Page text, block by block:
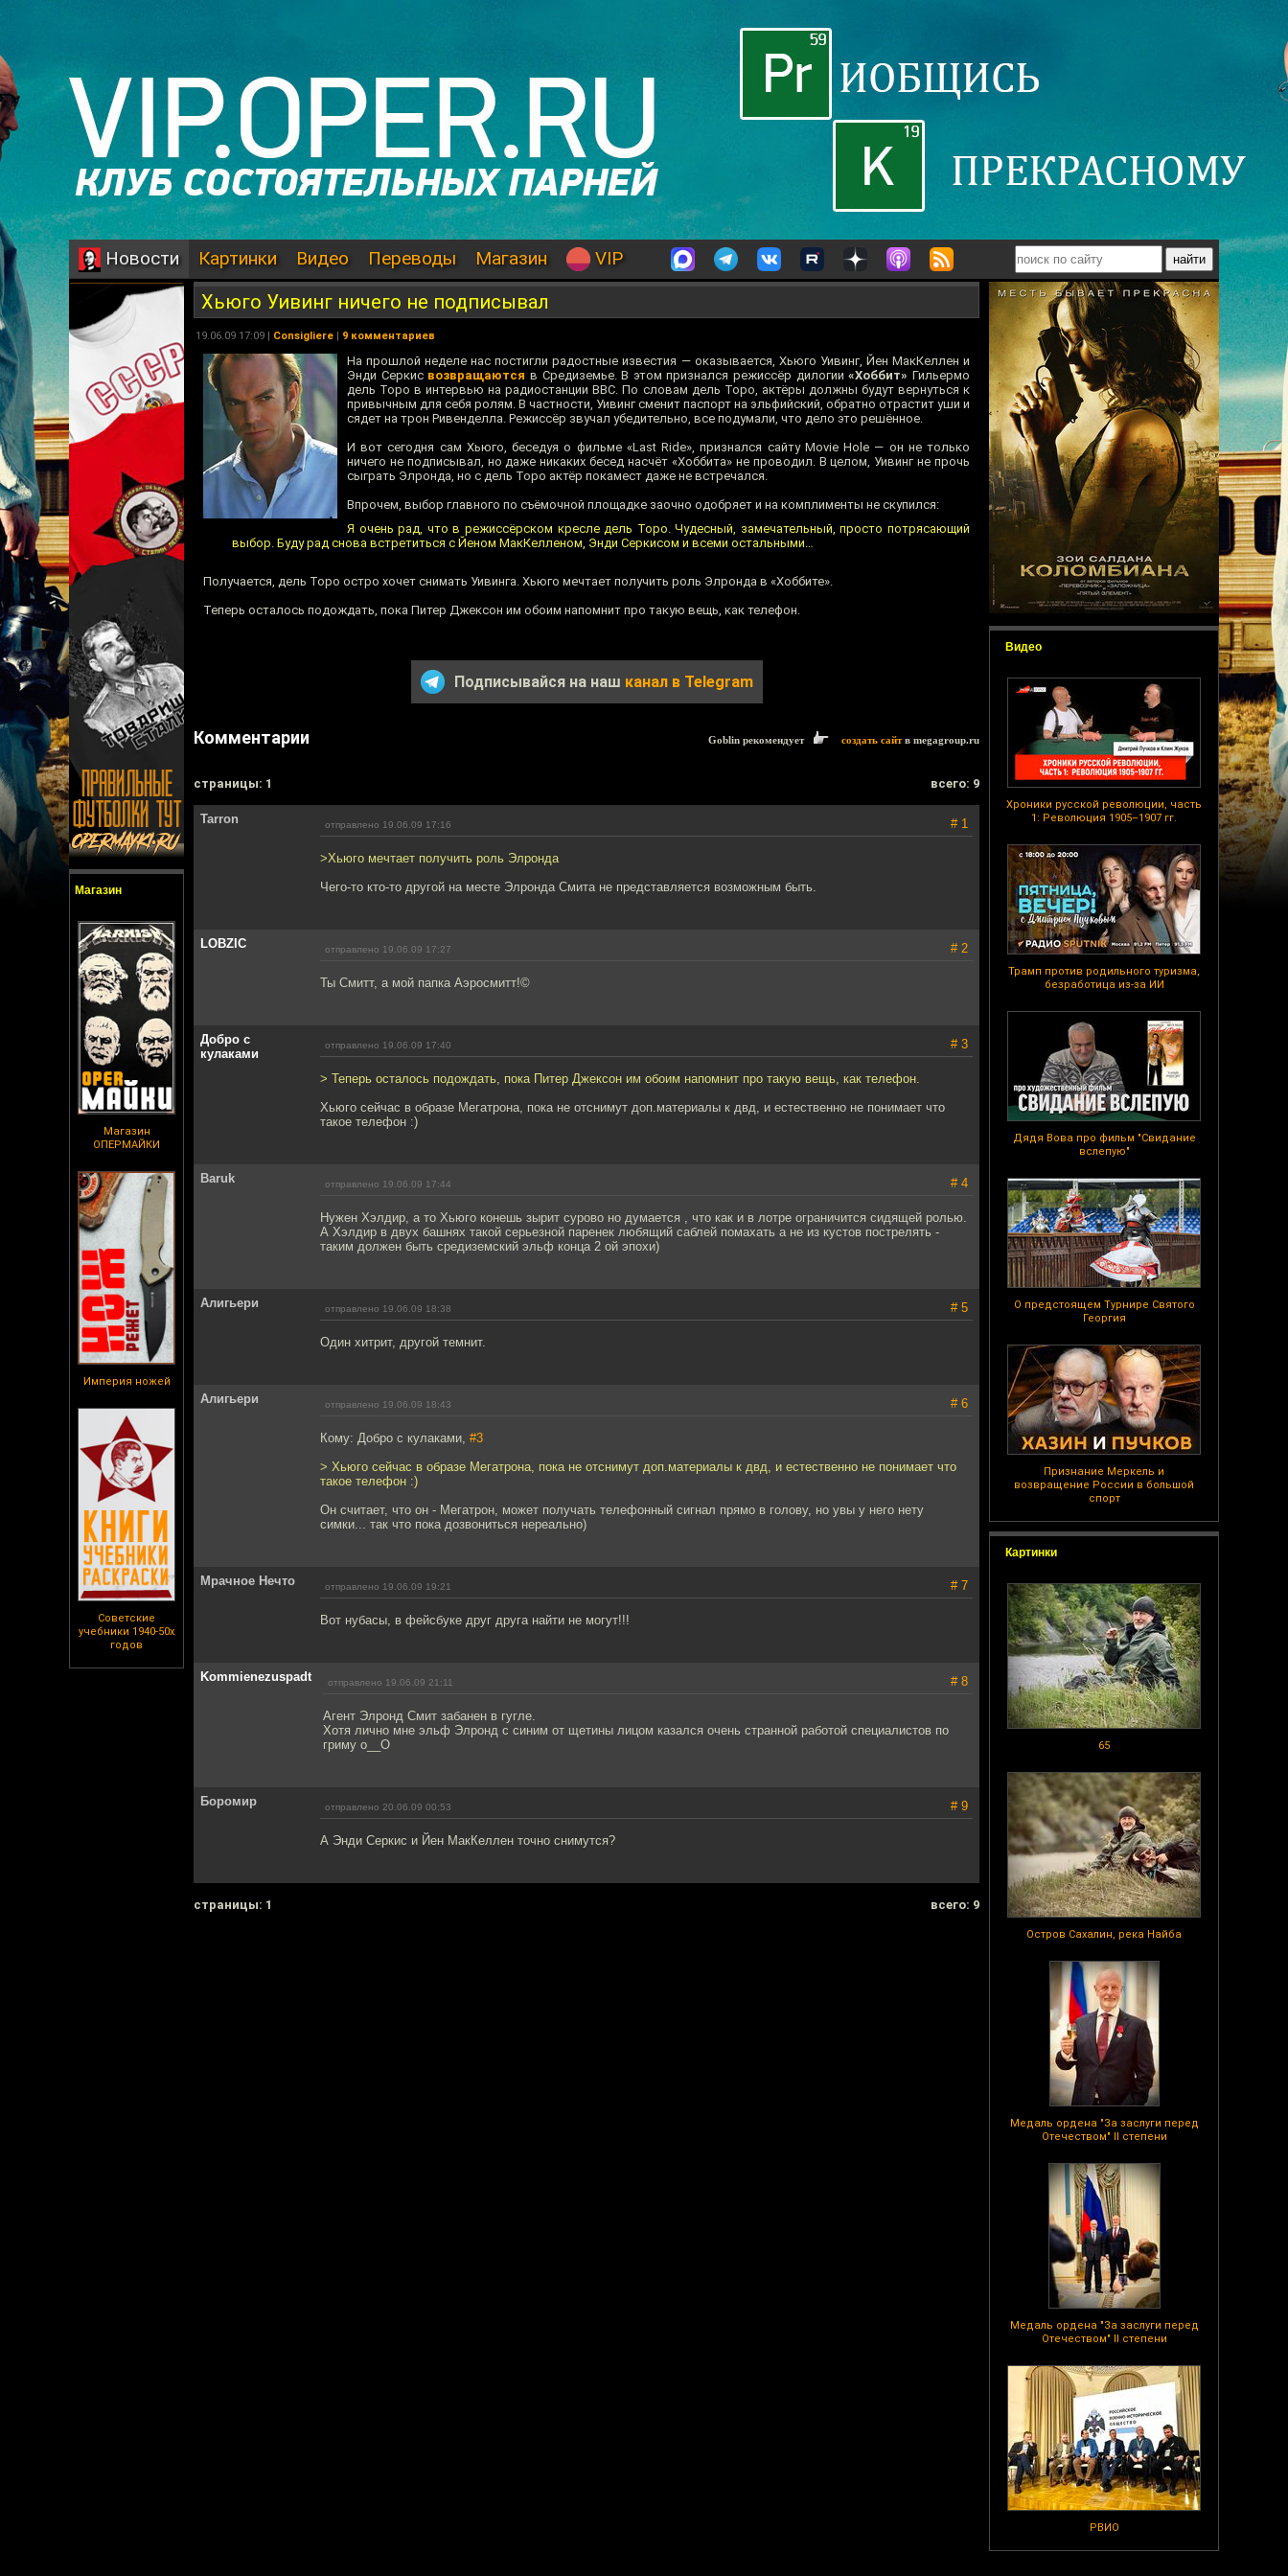
Новости Картинки Видео Переводы Магазин VIP
Магазин
Магазин
ОПЕРМАЙКИ
Империя ножей
Советские
учебники 1940-50х
годов
Видео
Хроники русской революции, часть
1: Революция 1905–1907 гг.
Трамп против родильного туризма,
безработица из-за ИИ
Дядя Вова про фильм "Свидание
вслепую"
О предстоящем Турнире Святого
Георгия
Признание Меркель и
возвращение России в большой
спорт
Картинки
65
Остров Сахалин, река Найба
Медаль ордена "За заслуги перед
Отечеством" II степени
Медаль ордена "За заслуги перед
Отечеством" II степени
РВИО
Хьюго Уивинг ничего не подписывал
19.06.09 17:09 | Consigliere | 9 комментариев
На прошлой неделе нас постигли радостные известия — оказывается, Хьюго Уивинг, Йен МакКеллен и
Энди Серкис возвращаются в Средиземье. В этом признался режиссёр дилогии«Хоббит» Гильермо
дель Торо в интервью на радиостанции BBC. По словам дель Торо, актёры должны будут вернуться к
привычным для себя ролям. В частности, Уивинг сменит паспорт на эльфийский, обратно отрастит уши и
сядет на трон Ривенделла. Режиссёр звучал убедительно, все подумали, что дело это решённое.
И вот сегодня сам Хьюго, беседуя о фильме «Last Ride», признался сайту Movie Hole — он не только
ничего не подписывал, но даже никаких бесед насчёт «Хоббита» не проводил. В целом, Уивинг не прочь
сыграть Элронда, но с дель Торо актёр покамест даже не встречался.
Впрочем, выбор главного по съёмочной площадке заочно одобряет и на комплименты не скупился:
Я очень рад, что в режиссёрском кресле дель Торо. Чудесный, замечательный, просто потрясающий
выбор. Буду рад снова встретиться с Йеном МакКелленом, Энди Серкисом и всеми остальными…
Получается, дель Торо остро хочет снимать Уивинга. Хьюго мечтает получить роль Элронда в «Хоббите».
Теперь осталось подождать, пока Питер Джексон им обоим напомнит про такую вещь, как телефон.
Подписывайся на наш канал в Telegram
Комментарии Goblin рекомендует создать сайтв megagroup.ru
cтраницы: 1 всего: 9
Tarron отправлено 19.06.09 17:16 # 1
>Хьюго мечтает получить роль Элронда
Чего-то кто-то другой на месте Элронда Смита не представляется возможным быть.
LOBZIC отправлено 19.06.09 17:27 # 2
Ты Смитт, а мой папка Аэросмитт!©
Добро с
кулаками
отправлено 19.06.09 17:40 # 3
> Теперь осталось подождать, пока Питер Джексон им обоим напомнит про такую вещь, как телефон.
Хьюго сейчас в образе Мегатрона, пока не отснимут доп.материалы к двд, и естественно не понимает что
такое телефон :)
Baruk отправлено 19.06.09 17:44 # 4
Нужен Хэлдир, а то Хьюго конешь зырит сурово но думается , что как и в лотре ограничится сидящей ролью.
А Хэлдир в двух башнях такой серьезной паренек любящий саблей помахать а не из кустов пострелять -
таким должен быть средиземский эльф конца 2 ой эпохи)
Алигьери отправлено 19.06.09 18:38 # 5
Один хитрит, другой темнит.
Алигьери отправлено 19.06.09 18:43 # 6
Кому: Добро с кулаками, #3
> Хьюго сейчас в образе Мегатрона, пока не отснимут доп.материалы к двд, и естественно не понимает что
такое телефон :)
Он считает, что он - Мегатрон, может получать телефонный сигнал прямо в голову, но увы у него нету
симки... так что пока дозвониться нереально)
Мрачное Нечто отправлено 19.06.09 19:21 # 7
Вот нубасы, в фейсбуке друг друга найти не могут!!!
Kommienezuspadt отправлено 19.06.09 21:11 # 8
Агент Элронд Смит забанен в гугле.
Хотя лично мне эльф Элронд с синим от щетины лицом казался очень странной работой специалистов по
гриму о__О
Боромир отправлено 20.06.09 00:53 # 9
А Энди Серкис и Йен МакКеллен точно снимутся?
cтраницы: 1 всего: 9